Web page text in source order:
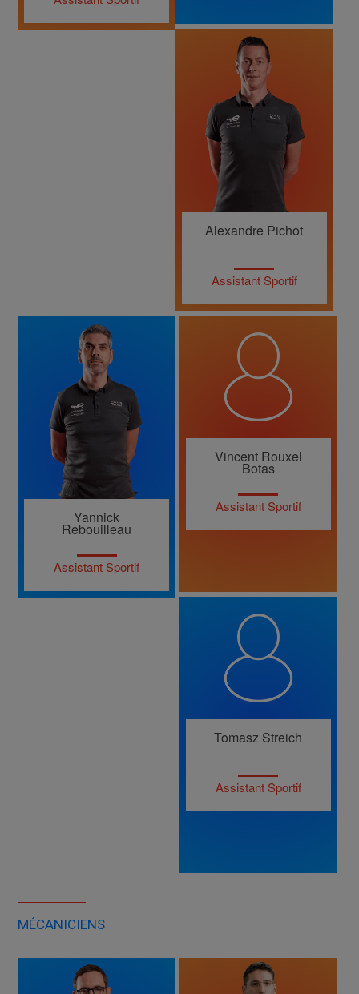
Alexandre Pichot
Assistant Sportif
Yannick
Rebouilleau
Assistant Sportif
Vincent Rouxel
Botas
Assistant Sportif
Tomasz Streich
Assistant Sportif
MÉCANICIENS